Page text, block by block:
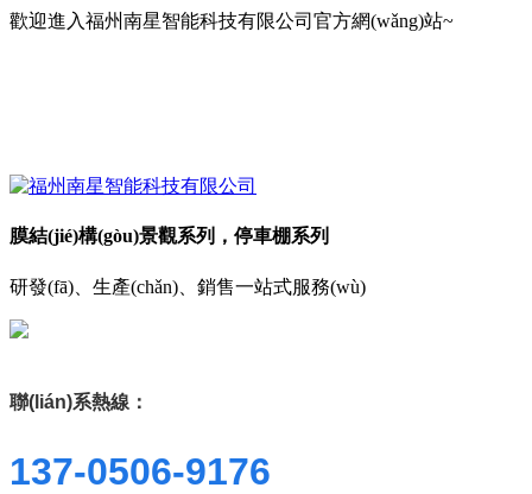
歡迎進入福州南星智能科技有限公司官方網(wǎng)站~
膜結(jié)構(gòu)景觀系列，停車棚系列
研發(fā)、生產(chǎn)、銷售一站式服務(wù)
聯(lián)系熱線：
137-0506-9176